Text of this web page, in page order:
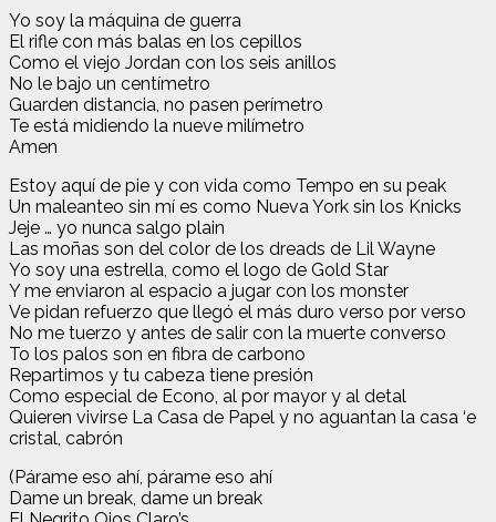
Yo soy la máquina de guerra
El rifle con más balas en los cepillos
Como el viejo Jordan con los seis anillos
No le bajo un centímetro
Guarden distancia, no pasen perímetro
Te está midiendo la nueve milímetro
Amen
Estoy aquí de pie y con vida como Tempo en su peak
Un maleanteo sin mí es como Nueva York sin los Knicks
Jeje … yo nunca salgo plain
Las moñas son del color de los dreads de Lil Wayne
Yo soy una estrella, como el logo de Gold Star
Y me enviaron al espacio a jugar con los monster
Ve pidan refuerzo que llegó el más duro verso por verso
No me tuerzo y antes de salir con la muerte converso
To los palos son en fibra de carbono
Repartimos y tu cabeza tiene presión
Como especial de Econo, al por mayor y al detal
Quieren vivirse La Casa de Papel y no aguantan la casa ‘e
cristal, cabrón
(Párame eso ahí, párame eso ahí
Dame un break, dame un break